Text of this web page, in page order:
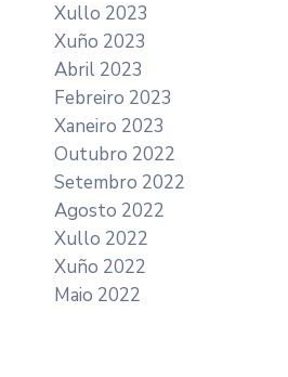
Xullo 2023
Xuño 2023
Abril 2023
Febreiro 2023
Xaneiro 2023
Outubro 2022
Setembro 2022
Agosto 2022
Xullo 2022
Xuño 2022
Maio 2022